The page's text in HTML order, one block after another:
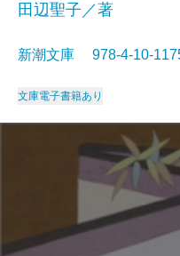
田辺聖子／著
新潮文庫 978-4-10-
文庫電子書籍あり